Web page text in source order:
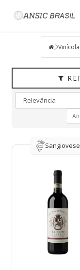
UVAS
REGIÃO
HARMONIZAÇÃO
Sangiovese